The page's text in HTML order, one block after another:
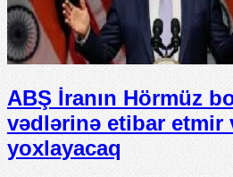
ABŞ İranın Hörmüz
vədlərinə etibar etmir
yoxlayacaq